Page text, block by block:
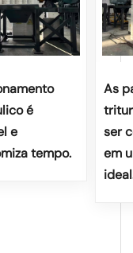
é
e
tempo.
As
ser
em